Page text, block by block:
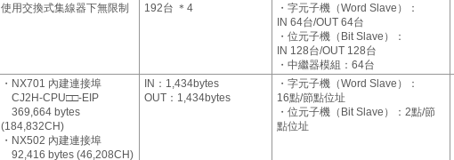
使用交換式集線器下無限制 192台 ＊4
・字元子機（Word Slave）：
IN 64台/OUT 64台
・位元子機（Bit Slave）：
IN 128台/OUT 128台
・中繼器模組：64台
・NX701 內建連接埠
CJ2H-CPU□□-EIP
369,664 bytes
(184,832CH)
・NX502 內建連接埠
92,416 bytes (46,208CH)
IN：1,434bytes
OUT：1,434bytes
・字元子機（Word Slave）：
16點/節點位址
・位元子機（Bit Slave）：2點/節
點位址